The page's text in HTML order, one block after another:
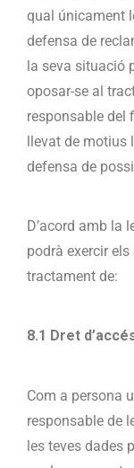
qual únicament
defensa de
la seva situació
oposar-se al
responsable del
llevat de motius
defensa de
D’acord amb la
podrà exercir
tractament de:
8.1 Dret
Com a persona
responsable de
les teves dades